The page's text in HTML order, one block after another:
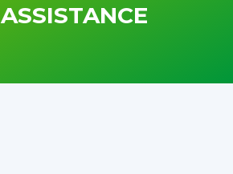
ASSISTANCE